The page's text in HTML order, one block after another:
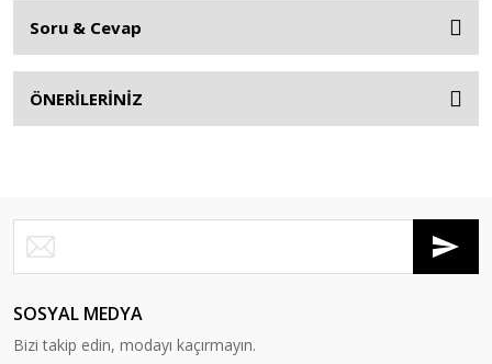
Soru & Cevap
ÖNERİLERİNİZ
SOSYAL MEDYA
Bizi takip edin, modayı kaçırmayın.